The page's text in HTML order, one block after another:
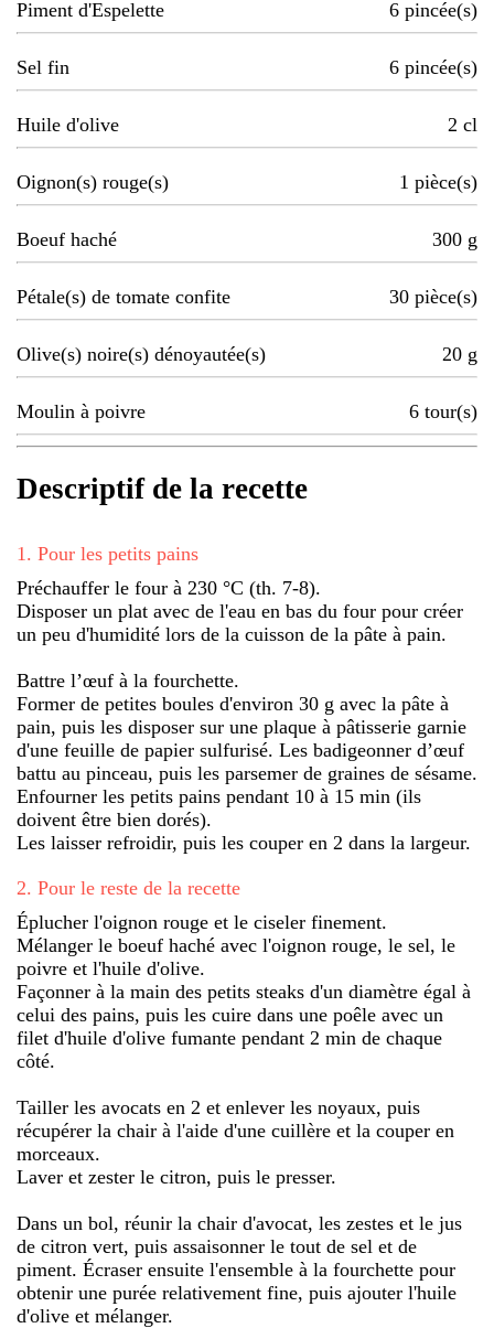
Piment d'Espelette 6 pincée(s)
Sel fin 6 pincée(s)
Huile d'olive 2 cl
Oignon(s) rouge(s) 1 pièce(s)
Boeuf haché 300 g
Pétale(s) de tomate confite 30 pièce(s)
Olive(s) noire(s) dénoyautée(s) 20 g
Moulin à poivre 6 tour(s)
Descriptif de la recette
1 . Pour les petits pains
Préchauffer le four à 230 °C (th. 7-8).
Disposer un plat avec de l'eau en bas du four pour créer
un peu d'humidité lors de la cuisson de la pâte à pain.
Battre l’œuf à la fourchette.
Former de petites boules d'environ 30 g avec la pâte à
pain, puis les disposer sur une plaque à pâtisserie garnie
d'une feuille de papier sulfurisé. Les badigeonner d’œuf
battu au pinceau, puis les parsemer de graines de sésame.
Enfourner les petits pains pendant 10 à 15 min (ils
doivent être bien dorés).
Les laisser refroidir, puis les couper en 2 dans la largeur.
2. Pour le reste de la recette
Éplucher l'oignon rouge et le ciseler finement.
Mélanger le boeuf haché avec l'oignon rouge, le sel, le
poivre et l'huile d'olive.
Façonner à la main des petits steaks d'un diamètre égal à
celui des pains, puis les cuire dans une poêle avec un
filet d'huile d'olive fumante pendant 2 min de chaque
côté.
Tailler les avocats en 2 et enlever les noyaux, puis
récupérer la chair à l'aide d'une cuillère et la couper en
morceaux.
Laver et zester le citron, puis le presser.
Dans un bol, réunir la chair d'avocat, les zestes et le jus
de citron vert, puis assaisonner le tout de sel et de
piment. Écraser ensuite l'ensemble à la fourchette pour
obtenir une purée relativement fine, puis ajouter l'huile
d'olive et mélanger.